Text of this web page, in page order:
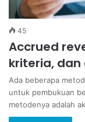
45
Accrued
kriteria,
Ada beberapa
untuk pembukuan
metodenya adalah